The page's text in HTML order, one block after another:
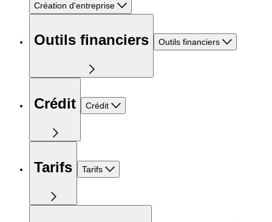
Création d'entreprise
Outils financiers Outils financiers
Crédit Crédit
Tarifs Tarifs